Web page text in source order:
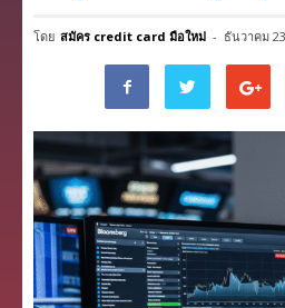
โดย สมัคร credit card มือใหม่ - ธันวาคม